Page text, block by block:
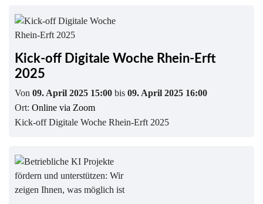
Kick-off Digitale Woche Rhein-Erft
2025
Von 09. April 2025 15:00 bis 09. April 2025 16:00
Ort: Online via Zoom
Kick-off Digitale Woche Rhein-Erft 2025